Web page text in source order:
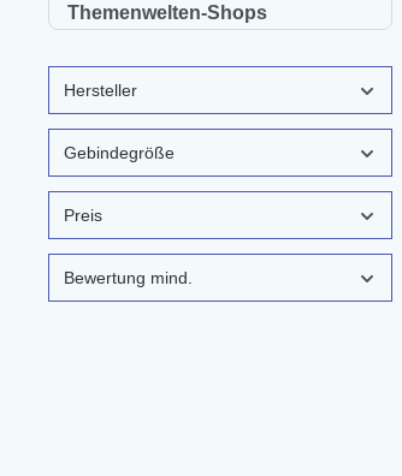
Themenwelten-Shops
Hersteller
Gebindegröße
Preis
Bewertung mind.